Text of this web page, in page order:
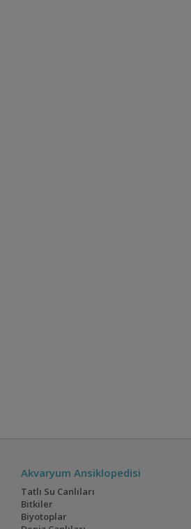
Akvaryum Ansiklopedisi
Tatlı Su Canlıları
Bitkiler
Biyotoplar